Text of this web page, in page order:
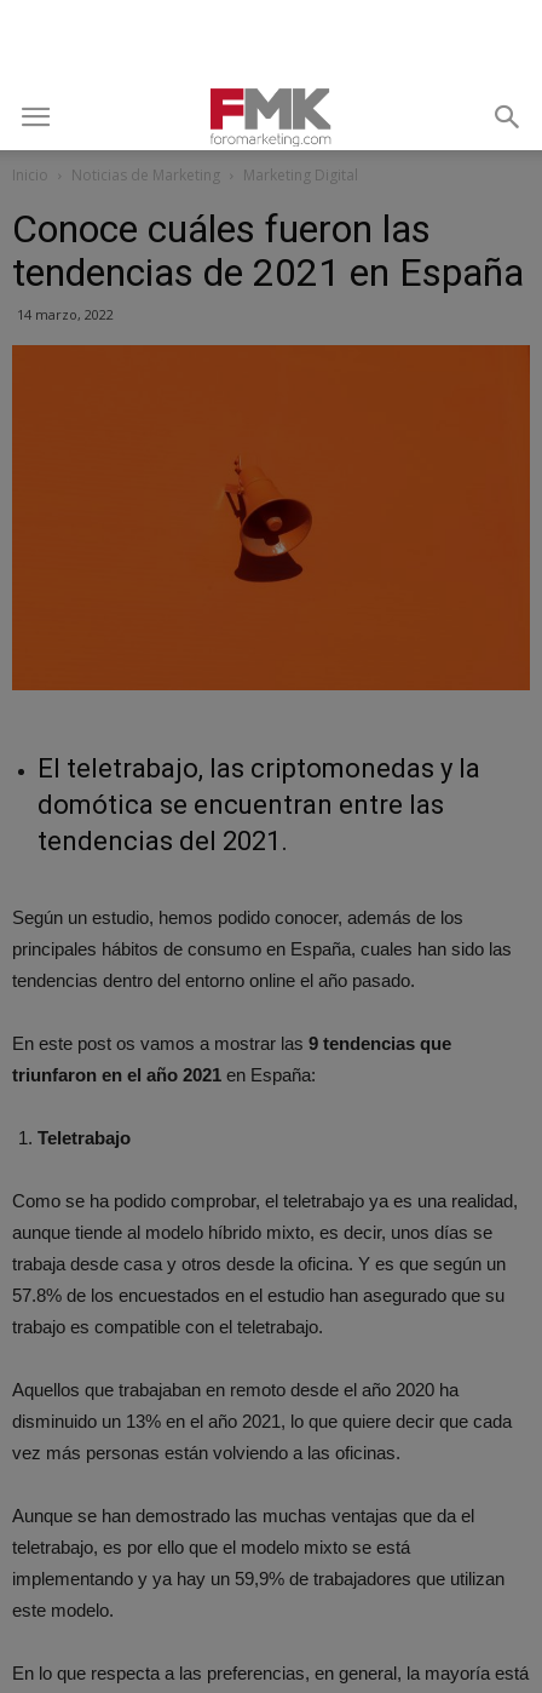
Inicio Noticias de Marketing Marketing Digital
Conoce cuáles fueron las
tendencias de 2021 en España
14 marzo, 2022
El teletrabajo, las criptomonedas y la
domótica se encuentran entre las
tendencias del 2021.
Según un estudio, hemos podido conocer, además de los
principales hábitos de consumo en España, cuales han sido las
tendencias dentro del entorno online el año pasado.
En este post os vamos a mostrar las 9 tendencias que
triunfaron en el año 2021 en España:
Teletrabajo
Como se ha podido comprobar, el teletrabajo ya es una realidad,
aunque tiende al modelo híbrido mixto, es decir, unos días se
trabaja desde casa y otros desde la oficina. Y es que según un
57.8% de los encuestados en el estudio han asegurado que su
trabajo es compatible con el teletrabajo.
Aquellos que trabajaban en remoto desde el año 2020 ha
disminuido un 13% en el año 2021, lo que quiere decir que cada
vez más personas están volviendo a las oficinas.
Aunque se han demostrado las muchas ventajas que da el
teletrabajo, es por ello que el modelo mixto se está
implementando y ya hay un 59,9% de trabajadores que utilizan
este modelo.
En lo que respecta a las preferencias, en general, la mayoría está